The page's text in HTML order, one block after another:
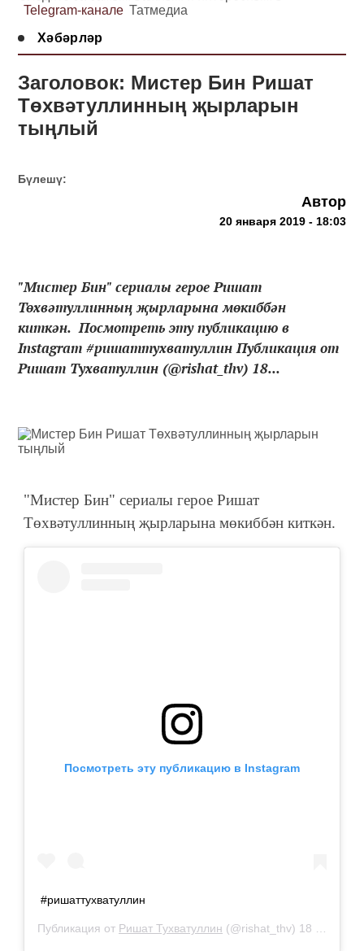
Telegram-канале Татмедиа
Хәбәрләр
Заголовок: Мистер Бин Ришат
Төхвәтуллинның җырларын
тыңлый
Бүлешү:
Автор
20 января 2019 - 18:03
"Мистер Бин" сериалы герое Ришат
Төхвәтуллинның җырларына мөкиббән
киткән. Посмотреть эту публикацию в
Instagram #ришаттухватуллин Публикация от
Ришат Тухватуллин (@rishat_thv) 18...
"Мистер Бин" сериалы герое Ришат
Төхвәтуллинның җырларына мөкиббән киткән.
Посмотреть эту публикацию в Instagram
#ришаттухватуллин
Публикация от Ришат Тухватуллин (@rishat_thv) 18 Янв 2019 в 4:25 PST